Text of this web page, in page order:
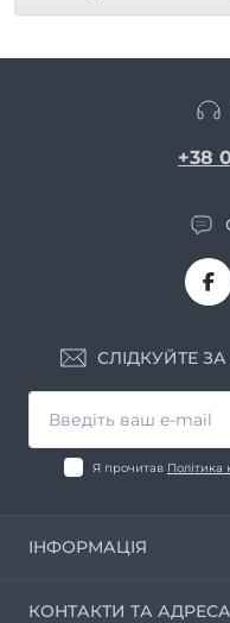
+38
СЛІДКУЙТЕ
Я прочитав Політика
ІНФОРМАЦІЯ
КОНТАКТИ ТА АДРЕСА